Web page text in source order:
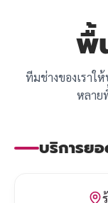
พื้
ทีมช่างของเราใ
หลาย
บริการย